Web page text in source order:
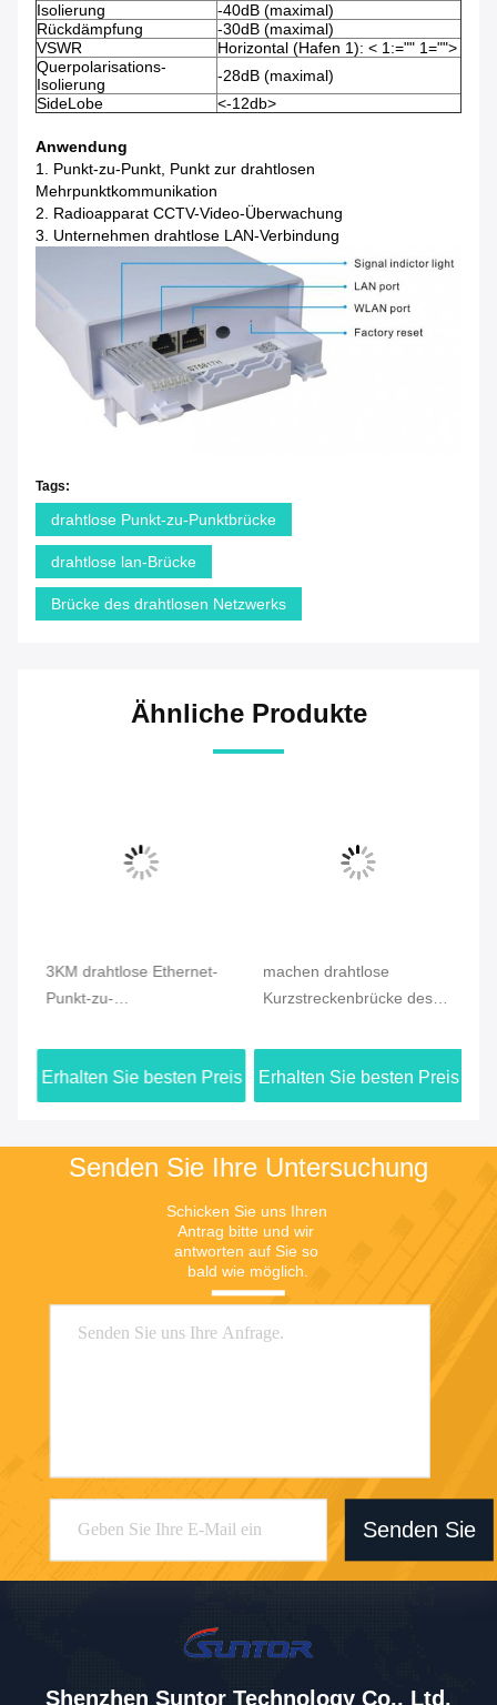
Isolierung
-40dB (maximal)
Rückdämpfung
-30dB (maximal)
VSWR
Horizontal (Hafen 1): < 1:="" 1="">
Querpolarisations-
Isolierung
-28dB (maximal)
SideLobe
<-12db>
Anwendung
1. Punkt-zu-Punkt, Punkt zur drahtlosen
Mehrpunktkommunikation
2. Radioapparat CCTV-Video-Überwachung
3. Unternehmen drahtlose LAN-Verbindung
Tags:
drahtlose Punkt-zu-Punktbrücke
drahtlose lan-Brücke
Brücke des drahtlosen Netzwerks
Ähnliche Produkte
3KM drahtlose Ethernet-
Punkt-zu-
POE
Erhalten Sie besten Preis
machen drahtlose
Kurzstreckenbrücke des
PTMP IP Übertragen
wetterfest
Erhalten Sie besten Preis
Senden Sie Ihre Untersuchung
Schicken Sie uns Ihren
Antrag bitte und wir
antworten auf Sie so
bald wie möglich.
Senden Sie
Shenzhen Suntor Technology Co., Ltd.